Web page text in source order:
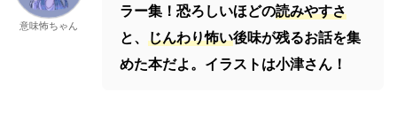
意味怖ちゃん
ラー集！恐ろしいほどの読みやすさ
と、 じんわり怖い後味が残るお話を集
めた本だよ。イラストは小津さん！